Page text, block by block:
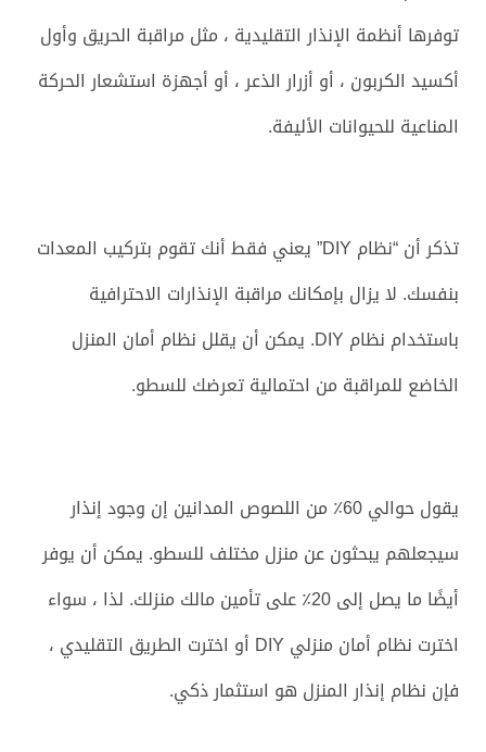
توفرها أنظمة الإنذار التقليدية ، مثل مراقبة الحريق وأول
أكسيد الكربون ، أو أزرار الذعر ، أو أجهزة استشعار الحركة
المناعية للحيوانات الأليفة.
تذكر أن “نظام DIY” يعني فقط أنك تقوم بتركيب المعدات
بنفسك. لا يزال بإمكانك مراقبة الإنذارات الاحترافية
باستخدام نظام DIY. يمكن أن يقلل نظام أمان المنزل
الخاضع للمراقبة من احتمالية تعرضك للسطو.
يقول حوالي 60٪ من اللصوص المدانين إن وجود إنذار
سيجعلهم يبحثون عن منزل مختلف للسطو. يمكن أن يوفر
أيضًا ما يصل إلى 20٪ على تأمين مالك منزلك. لذا ، سواء
اخترت نظام أمان منزلي DIY أو اخترت الطريق التقليدي ،
فإن نظام إنذار المنزل هو استثمار ذكي.